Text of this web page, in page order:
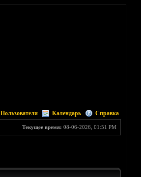
Пользователи Календарь Справка
Текущее время: 08-06-2026, 01:51 PM